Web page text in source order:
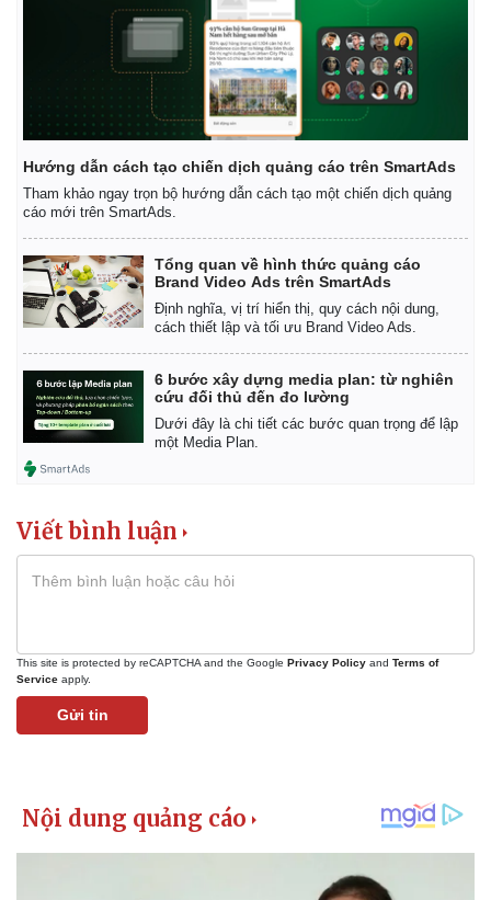
Hướng dẫn cách tạo chiến dịch quảng cáo trên SmartAds
Tham khảo ngay trọn bộ hướng dẫn cách tạo một chiến dịch quảng
cáo mới trên SmartAds.
Tổng quan về hình thức quảng cáo
Brand Video Ads trên SmartAds
Định nghĩa, vị trí hiển thị, quy cách nội dung,
cách thiết lập và tối ưu Brand Video Ads.
6 bước xây dựng media plan: từ nghiên
cứu đối thủ đến đo lường
Dưới đây là chi tiết các bước quan trọng để lập
một Media Plan.
Viết bình luận
This site is protected by reCAPTCHA and the Google Privacy Policy and Terms of
Service apply.
Gửi tin